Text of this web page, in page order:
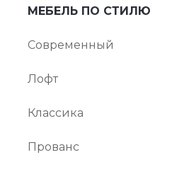
МЕБЕЛЬ ПО СТИЛЮ
Современный
Лофт
Классика
Прованс